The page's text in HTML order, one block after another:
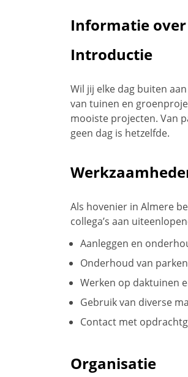
Informatie
Introductie
Wil jij elke dag buiten
van tuinen en
mooiste projecten. Van
geen dag is hetzelfde.
Als hovenier in Almere
collega’s aan
Aanleggen en
Onderhoud van
Werken op daktuinen
Gebruik van diverse
Contact met
Organisatie